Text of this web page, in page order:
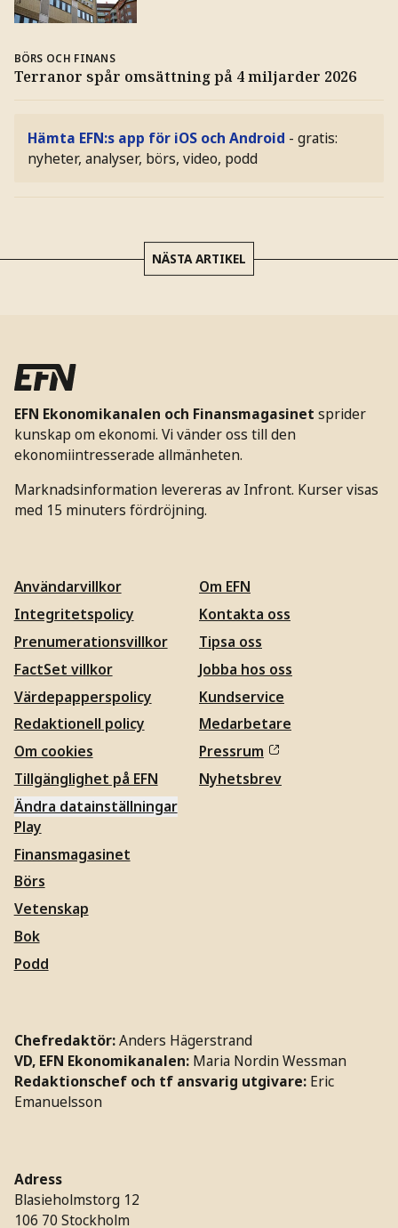
BÖRS OCH FINANS
Terranor spår omsättning på 4 miljarder 2026
Hämta EFN:s app för iOS och Android - gratis:
nyheter, analyser, börs, video, podd
NÄSTA ARTIKEL
EFN Ekonomikanalen och Finansmagasinet sprider
kunskap om ekonomi. Vi vänder oss till den
ekonomiintresserade allmänheten.
Marknadsinformation levereras av Infront. Kurser visas
med 15 minuters fördröjning.
Användarvillkor
Integritetspolicy
Prenumerationsvillkor
FactSet villkor
Värdepapperspolicy
Redaktionell policy
Om cookies
Tillgänglighet på EFN
Ändra datainställningar
Om EFN
Kontakta oss
Tipsa oss
Jobba hos oss
Kundservice
Medarbetare
Pressrum
Nyhetsbrev
Play
Finansmagasinet
Börs
Vetenskap
Bok
Podd
Chefredaktör:Anders Hägerstrand
VD, EFN Ekonomikanalen: Maria Nordin Wessman
Redaktionschef och tf ansvarig utgivare: Eric
Emanuelsson
Adress
Blasieholmstorg 12
106 70 Stockholm